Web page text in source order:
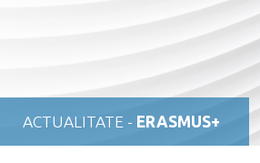
ACTUALITATE - ERASMUS+